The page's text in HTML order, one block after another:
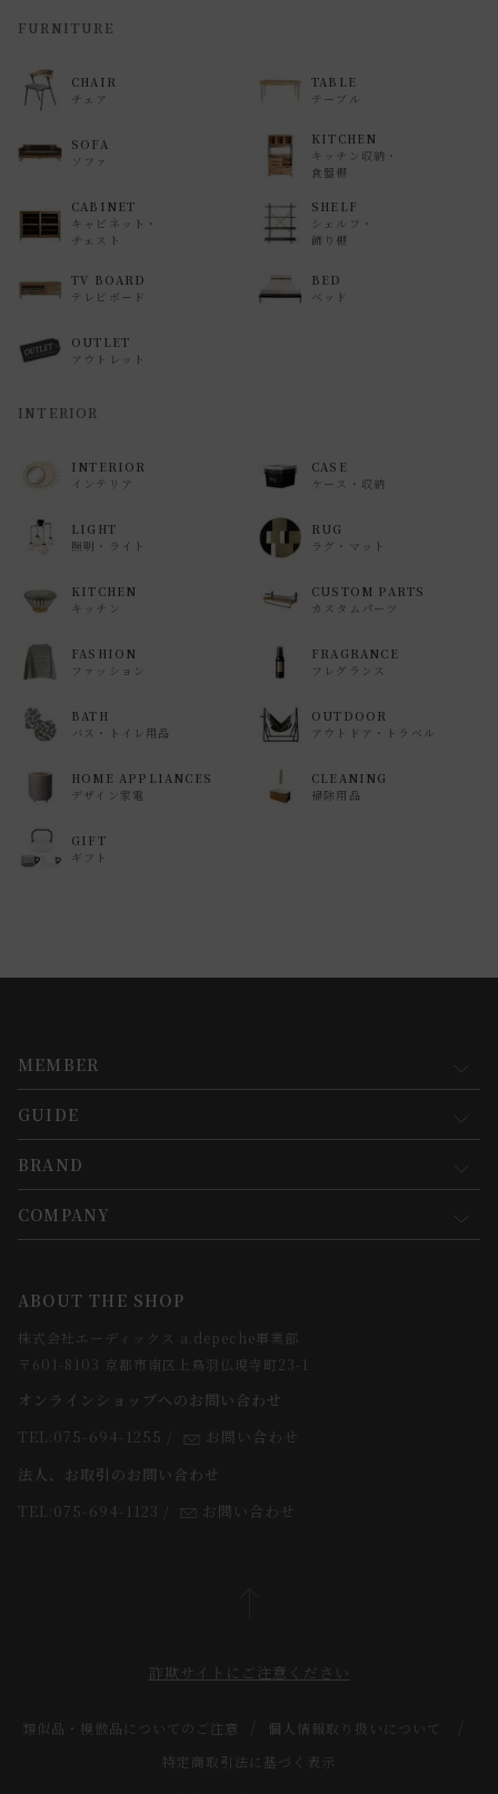
返品・交換について
ご覧ください。
FURNITURE
CHAIR
チェア
TABLE
テーブル
SOFA
ソファ
KITCHEN
キッチン収納・
食器棚
CABINET
キャビネット・
チェスト
SHELF
シェルフ・
飾り棚
TV BOARD
テレビボード
BED
ベッド
OUTLET
アウトレット
INTERIOR
INTERIOR
インテリア
CASE
ケース・収納
LIGHT
照明・ライト
RUG
ラグ・マット
KITCHEN
キッチン
CUSTOM PARTS
カスタムパーツ
FASHION
ファッション
FRAGRANCE
フレグランス
BATH
バス・トイレ用品
OUTDOOR
アウトドア・トラベル
HOME APPLIANCES
デザイン家電
CLEANING
掃除用品
GIFT
ギフト
MEMBER
マイページ
新規会員登録
会員規約について
GUIDE
お買い物ガイド
会員登録について
お支払方法について
お届けについて
よくあるご質問
BRAND
コンセプト
webカタログ
COMPANY
求人情報
法人のお客様
スタッフ
ABOUT THE SHOP
株式会社エーディックス a.depeche事業部
〒601-8103 京都市南区上鳥羽仏現寺町23-1
オンラインショップへのお問い合わせ
TEL:075-694-1255
お問い合わせ
法人、お取引のお問い合わせ
TEL:075-694-1123
お問い合わせ
詐欺サイトにご注意ください
類似品・模倣品についてのご注意
個人情報取り扱いについて
特定商取引法に基づく表示